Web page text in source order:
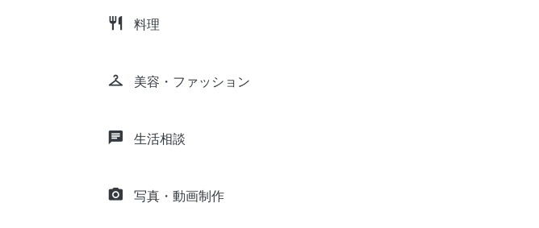
restaurant 料理
checkroom 美容・ファッション
chat 生活相談
camera_alt 写真・動画制作